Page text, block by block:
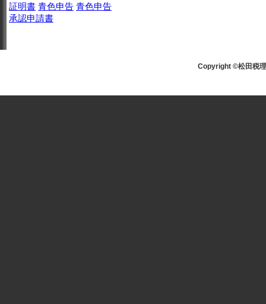
証明書 青色申告 青色申告
承認申請書
Copyright ©松田税